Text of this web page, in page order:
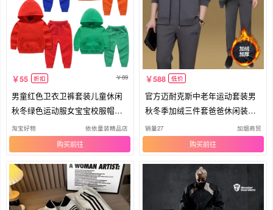
55 折扣 89
男童红色卫衣卫裤套装儿童休闲
秋冬绿色运动服女宝宝校服帽衫
外套
淘宝好物 依依童装精品店
购买
588 低价
官方迈耐克斯中老年运动套装男
秋冬季加绒三件套爸爸休闲装运
动服
销量27 加烟商贸
购买